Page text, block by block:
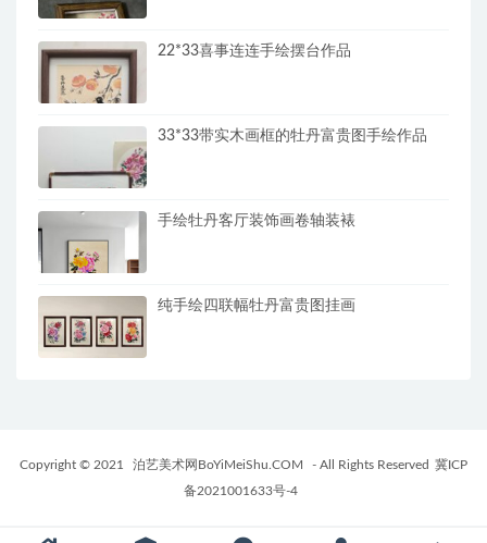
22*33喜事连连手绘摆台作品
33*33带实木画框的牡丹富贵图手绘作品
手绘牡丹客厅装饰画卷轴装裱
纯手绘四联幅牡丹富贵图挂画
Copyright © 2021 泊艺美术网BoYiMeiShu.COM - All Rights Reserved 冀ICP
备2021001633号-4